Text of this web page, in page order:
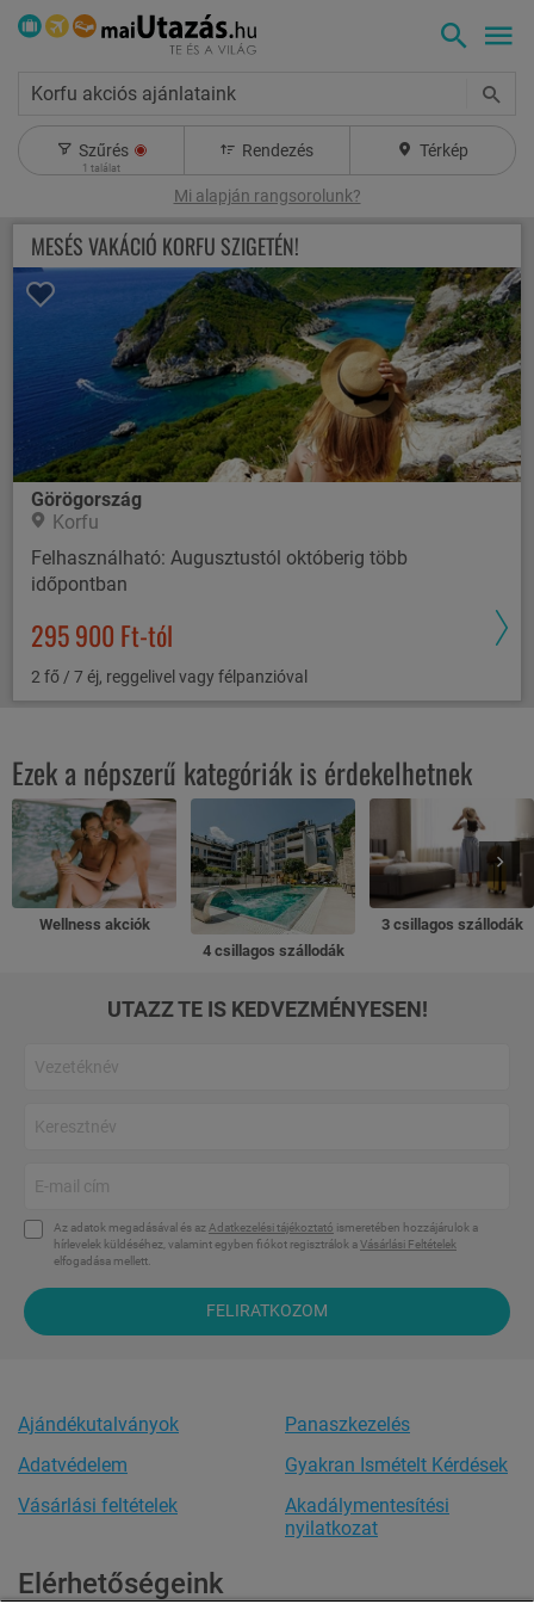
Korfu akciós ajánlataink
Szűrés
1 találat
Rendezés Térkép
Mi alapján rangsorolunk?
MESÉS VAKÁCIÓ KORFU SZIGETÉN!
Görögország
Korfu
Felhasználható: Augusztustól októberig több
időpontban
295 900 Ft-tól
2 fő / 7 éj, reggelivel vagy félpanzióval
Ezek a népszerű kategóriák is érdekelhetnek
Wellness akciók
4 csillagos szállodák
3 csillagos szállodák
UTAZZ TE IS KEDVEZMÉNYESEN!
Az adatok megadásával és az Adatkezelési tájékoztató ismeretében hozzájárulok a
hírlevelek küldéséhez, valamint egyben fiókot regisztrálok aVásárlási Feltételek
elfogadása mellett.
FELIRATKOZOM
Ajándékutalványok
Adatvédelem
Vásárlási feltételek
Panaszkezelés
Gyakran Ismételt Kérdések
Akadálymentesítési
nyilatkozat
Elérhetőségeink